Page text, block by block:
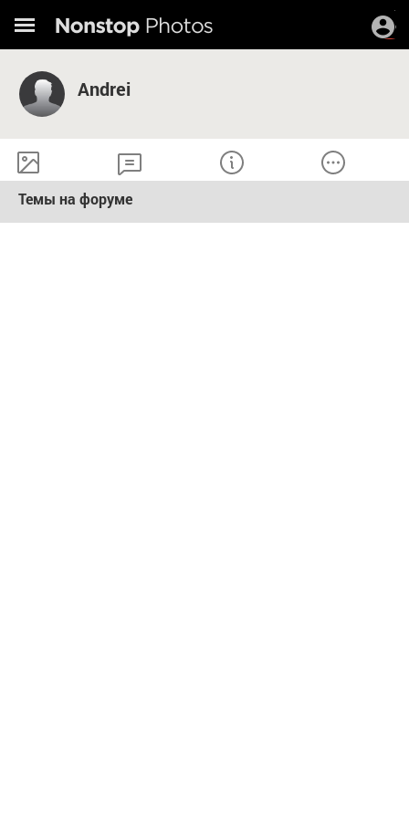
Andrei
Темы на форуме